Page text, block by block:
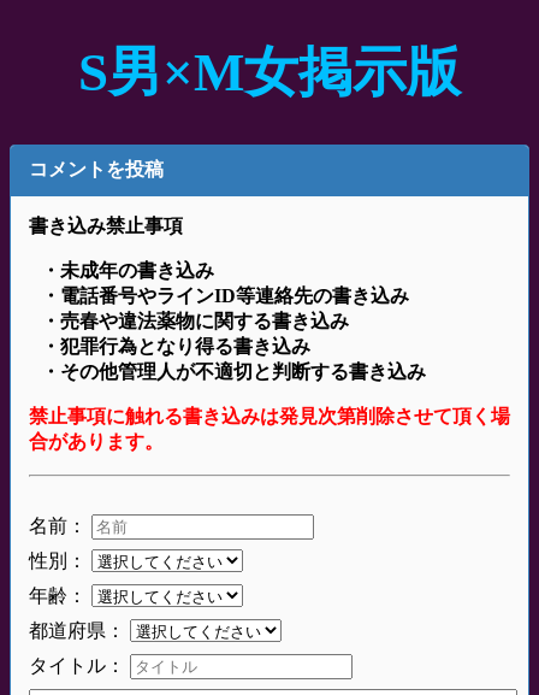
S男×M女掲示版
コメントを投稿
書き込み禁止事項
・未成年の書き込み
・電話番号やラインID等連絡先の書き込み
・売春や違法薬物に関する書き込み
・犯罪行為となり得る書き込み
・その他管理人が不適切と判断する書き込み
禁止事項に触れる書き込みは発見次第削除させて頂く場
合があります。
名前：
性別：
年齢：
都道府県：
タイトル：